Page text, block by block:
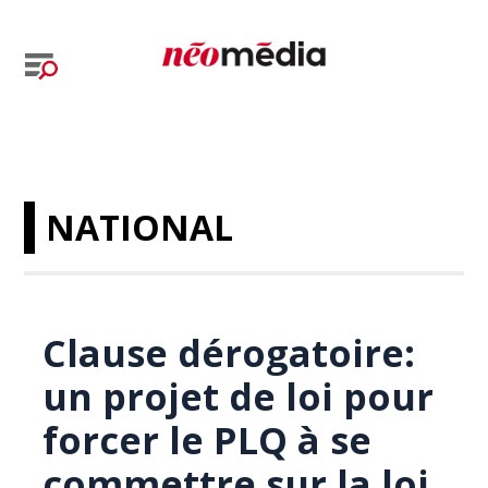
NATIONAL
Clause dérogatoire:
un projet de loi pour
forcer le PLQ à se